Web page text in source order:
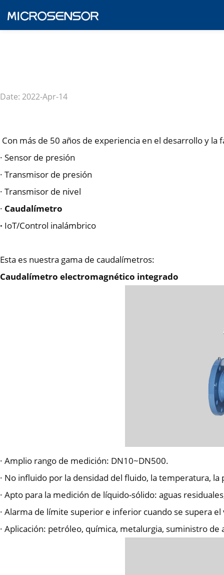
Date: 2022-Apr-14
Con más de 50 años de experiencia en el desarrollo y
· Sensor de presión
· Transmisor de presión
· Transmisor de nivel
· Caudalímetro
· IoT/Control inalámbrico
Esta es nuestra gama de caudalímetros:
Caudalímetro electromagnético integrado
· Amplio rango de medición: DN10~DN500.
· No influido por la densidad del fluido, la temperatura,
· Apto para la medición de líquido-sólido: aguas
· Alarma de límite superior e inferior cuando se supera
· Aplicación: petróleo, química, metalurgia, suministro de